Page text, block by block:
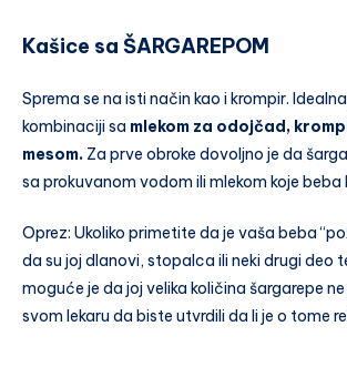
Kašice sa ŠARGAREPOM
Sprema se na isti način kao i krompir.
kombinaciji sa mlekom za odojčad,
mesom. Za prve obroke dovoljno je da
sa prokuvanom vodom ili mlekom koje beba
Oprez: Ukoliko primetite da je vaša beba
da su joj dlanovi, stopalca ili neki drugi deo
moguće je da joj velika količina šargarepe
svom lekaru da biste utvrdili da li je o tome